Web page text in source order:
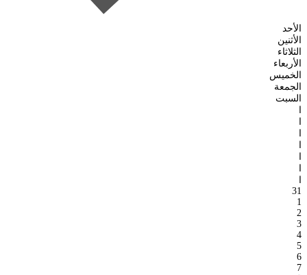
الأحد
الأثنين
الثلاثاء
الأربعاء
الخميس
الجمعة
السبت
31
1
2
3
4
5
6
7